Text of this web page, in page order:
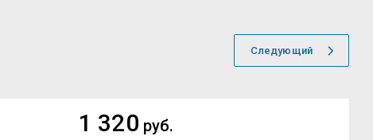
Следующий
1 320 руб.